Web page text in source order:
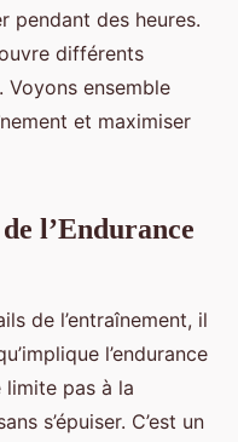
pendant des heures.
différents
ensemble
et maximiser
l’Endurance
de l’entraînement, il
l’endurance
limite pas à la
s’épuiser. C’est un